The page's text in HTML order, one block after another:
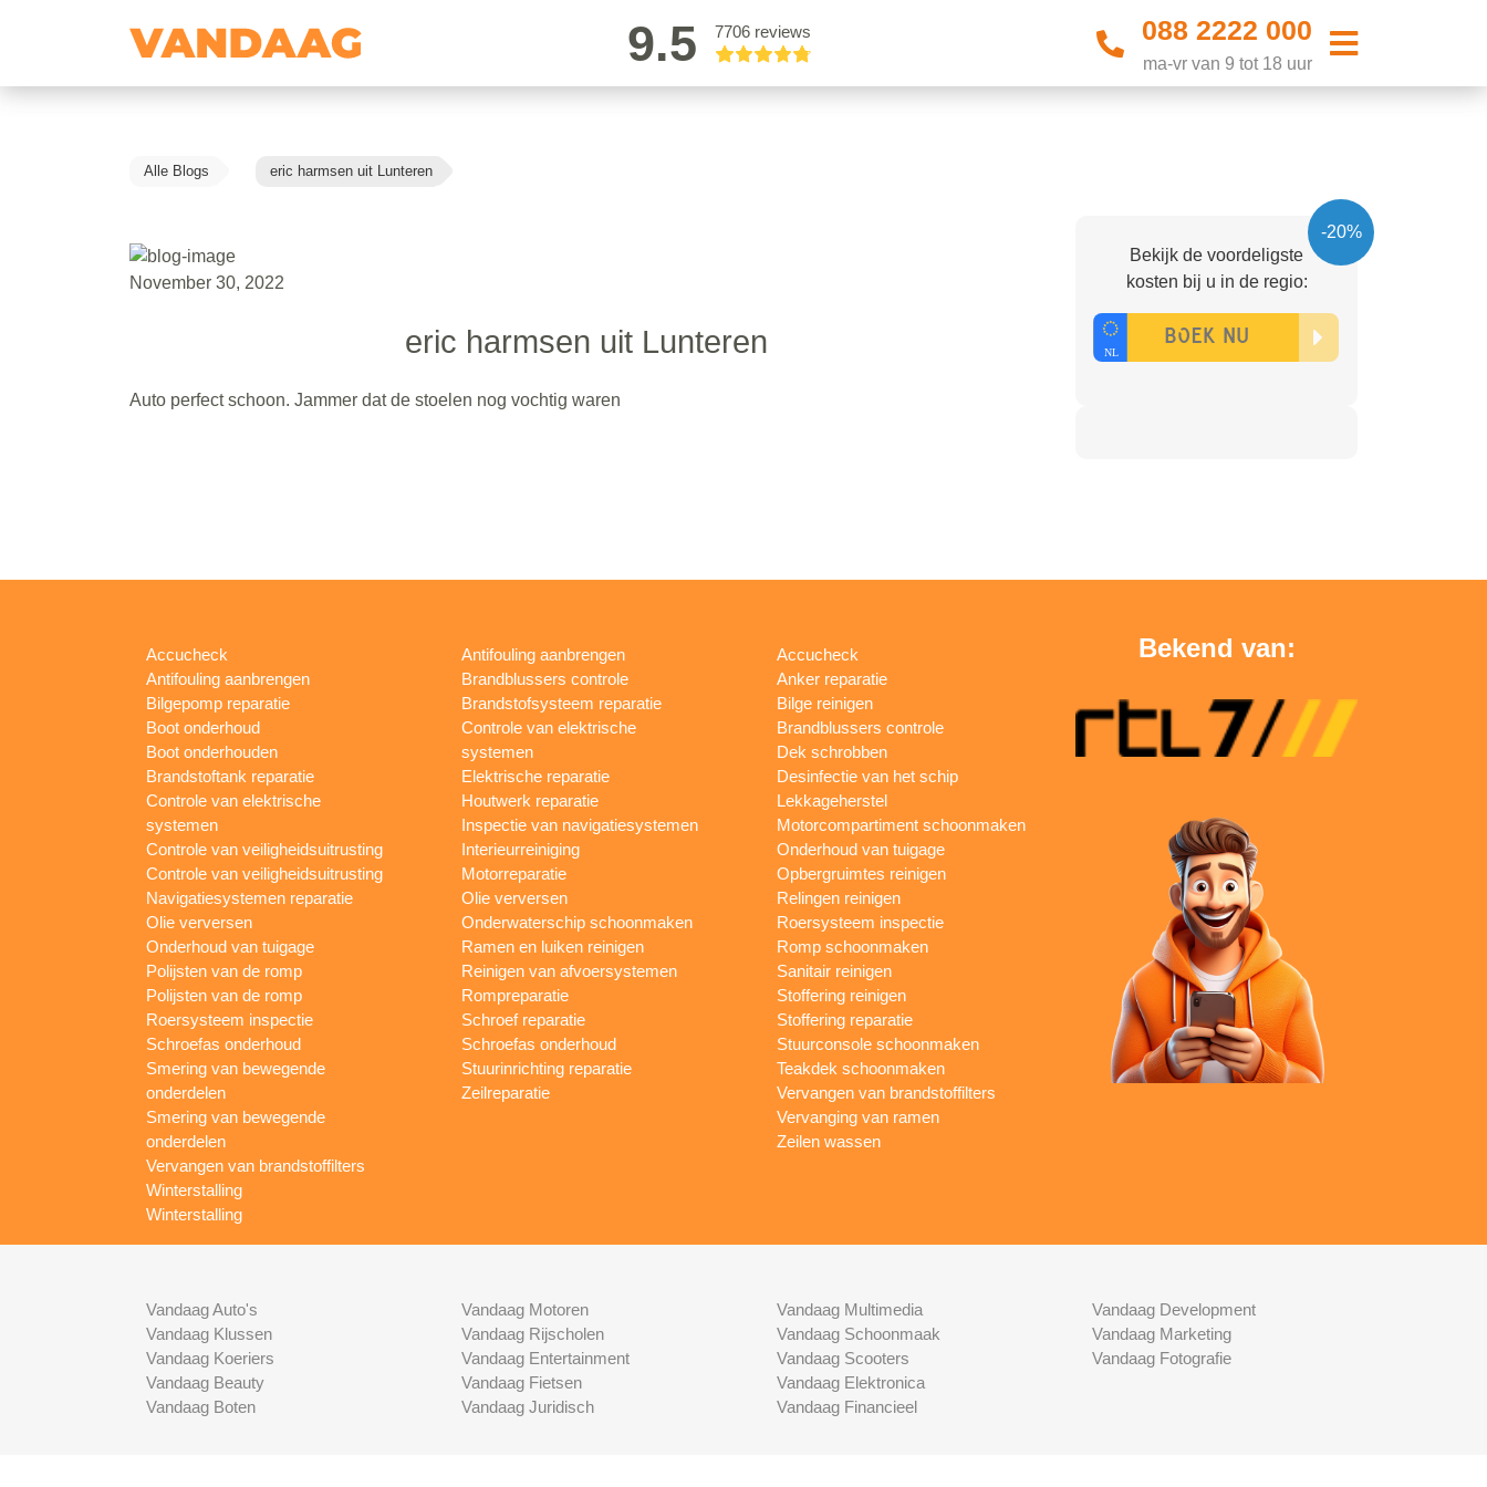
9.5 7706 reviews 088 2222 000
ma-vr van 9 tot 18 uur
Alle Blogs eric harmsen uit Lunteren
November 30, 2022
eric harmsen uit Lunteren
Auto perfect schoon. Jammer dat de stoelen nog vochtig waren
-20%
Bekijk de voordeligste
kosten bij u in de regio:
Accucheck
Antifouling aanbrengen
Bilgepomp reparatie
Boot onderhoud
Boot onderhouden
Brandstoftank reparatie
Controle van elektrische
systemen
Controle van veiligheidsuitrusting
Controle van veiligheidsuitrusting
Navigatiesystemen reparatie
Olie verversen
Onderhoud van tuigage
Polijsten van de romp
Polijsten van de romp
Roersysteem inspectie
Schroefas onderhoud
Smering van bewegende
onderdelen
Smering van bewegende
onderdelen
Vervangen van brandstoffilters
Winterstalling
Winterstalling
Antifouling aanbrengen
Brandblussers controle
Brandstofsysteem reparatie
Controle van elektrische
systemen
Elektrische reparatie
Houtwerk reparatie
Inspectie van navigatiesystemen
Interieurreiniging
Motorreparatie
Olie verversen
Onderwaterschip schoonmaken
Ramen en luiken reinigen
Reinigen van afvoersystemen
Rompreparatie
Schroef reparatie
Schroefas onderhoud
Stuurinrichting reparatie
Zeilreparatie
Accucheck
Anker reparatie
Bilge reinigen
Brandblussers controle
Dek schrobben
Desinfectie van het schip
Lekkageherstel
Motorcompartiment schoonmaken
Onderhoud van tuigage
Opbergruimtes reinigen
Relingen reinigen
Roersysteem inspectie
Romp schoonmaken
Sanitair reinigen
Stoffering reinigen
Stoffering reparatie
Stuurconsole schoonmaken
Teakdek schoonmaken
Vervangen van brandstoffilters
Vervanging van ramen
Zeilen wassen
Bekend van:
Vandaag Auto's
Vandaag Klussen
Vandaag Koeriers
Vandaag Beauty
Vandaag Boten
Vandaag Motoren
Vandaag Rijscholen
Vandaag Entertainment
Vandaag Fietsen
Vandaag Juridisch
Vandaag Multimedia
Vandaag Schoonmaak
Vandaag Scooters
Vandaag Elektronica
Vandaag Financieel
Vandaag Development
Vandaag Marketing
Vandaag Fotografie